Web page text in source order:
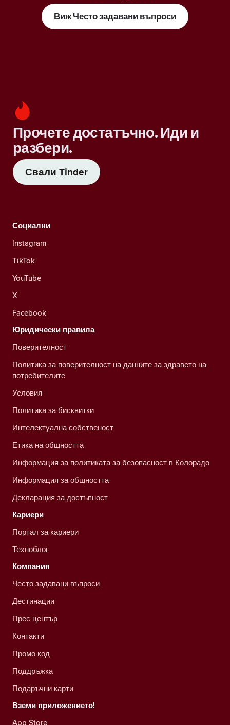
Виж Често задавани въпроси
Прочете достатъчно. Иди и
разбери.
Свали Tinder
Социални
Instagram
TikTok
YouTube
X
Facebook
Юридически правила
Поверителност
Политика за поверителност на данните за здравето на
потребителите
Условия
Политика за бисквитки
Интелектуална собственост
Етика на общността
Информация за политиката за безопасност в Колорадо
Информация за общността
Декларация за достъпност
Кариери
Портал за кариери
Техноблог
Компания
Често задавани въпроси
Дестинации
Прес център
Контакти
Промо код
Поддръжка
Подаръчни карти
Вземи приложението!
App Store